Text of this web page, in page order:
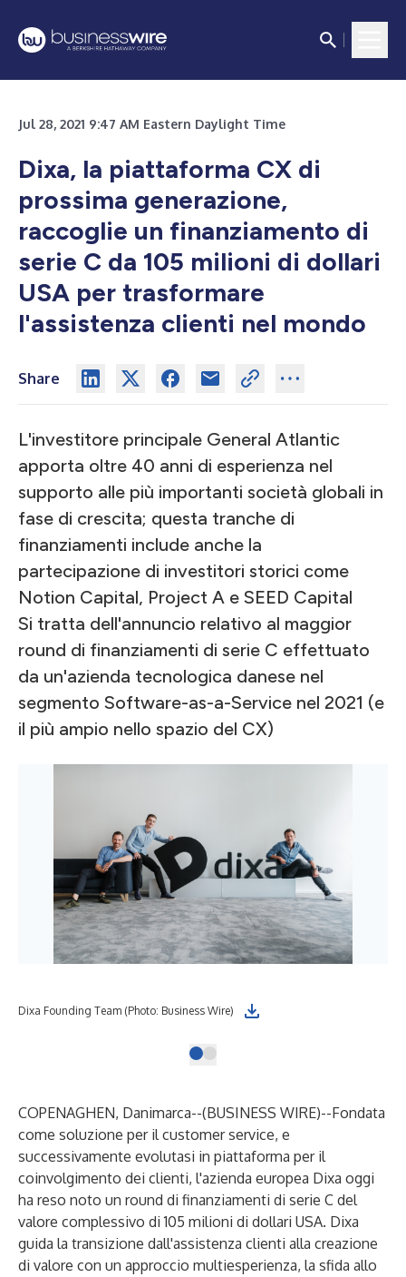
Jul 28, 2021 9:47 AM Eastern Daylight Time
Dixa, la piattaforma CX di
prossima generazione,
raccoglie un finanziamento di
serie C da 105 milioni di dollari
USA per trasformare
l'assistenza clienti nel mondo
Share
L'investitore principale General Atlantic
apporta oltre 40 anni di esperienza nel
supporto alle più importanti società globali in
fase di crescita; questa tranche di
finanziamenti include anche la
partecipazione di investitori storici come
Notion Capital, Project A e SEED Capital
Si tratta dell'annuncio relativo al maggior
round di finanziamenti di serie C effettuato
da un'azienda tecnologica danese nel
segmento Software-as-a-Service nel 2021 (e
il più ampio nello spazio del CX)
Dixa Founding Team (Photo: Business Wire)
COPENAGHEN, Danimarca--(BUSINESS WIRE)--Fondata
come soluzione per il customer service, e
successivamente evolutasi in piattaforma per il
coinvolgimento dei clienti, l'azienda europea Dixa oggi
ha reso noto un round di finanziamenti di serie C del
valore complessivo di 105 milioni di dollari USA. Dixa
guida la transizione dall'assistenza clienti alla creazione
di valore con un approccio multiesperienza, la sfida allo